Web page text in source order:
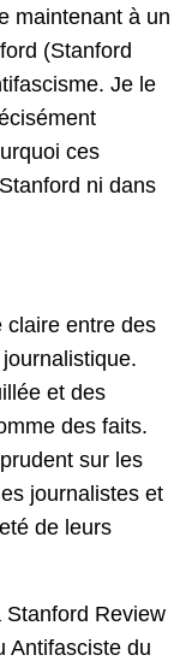
maintenant à un
(Stanford
Je le
ces
ni dans
claire entre des
et des
des faits.
sur les
journalistes et
de leurs
Stanford Review
Antifasciste du